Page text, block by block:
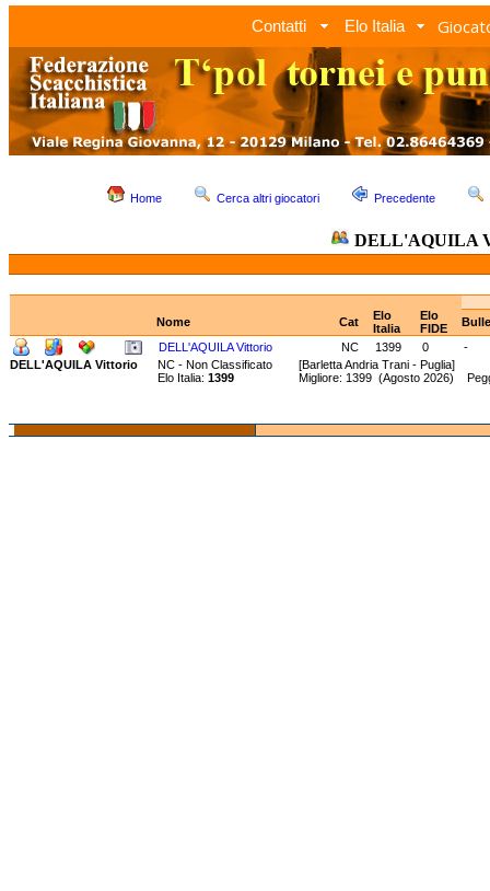
Contatti Elo Italia
Home Cerca altri giocatori Precedente
DELL'AQUILA
Nome Cat
Elo
Italia
Elo
FIDE
DELL'AQUILA Vittorio
NC 1399 0
-
DELL'AQUILA Vittorio
NC - Non Classificato [Barletta Andria Trani - Puglia]
Elo Italia: 1399 Migliore: 1399 (Agosto 2026)